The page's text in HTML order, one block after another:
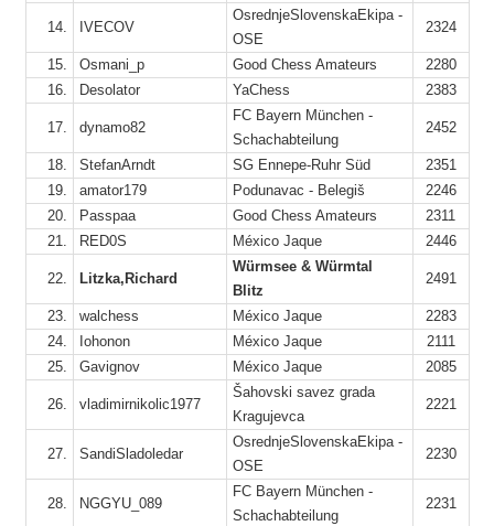
14. IVECOV
OsrednjeSlovenskaEkipa -
OSE
2324
15. Osmani_p Good Chess Amateurs
2280
16.
Desolator YaChess 2383
17. dynamo82
FC Bayern München -
Schachabteilung
2452
18. StefanArndt SG Ennepe-Ruhr Süd
2351
19.
amator179 Podunavac - Belegiš
2246
20.
Passpaa Good Chess Amateurs
2311
21.
RED0S México Jaque 2446
22. Litzka,Richard
Würmsee & Würmtal
Blitz
2491
23. walchess México Jaque
2283
24.
Iohonon México Jaque
2111
25.
Gavignov México Jaque 2085
26. vladimirnikolic1977
Šahovski savez grada
Kragujevca
2221
27. SandiSladoledar
OsrednjeSlovenskaEkipa -
OSE
2230
28. NGGYU_089
FC Bayern München -
Schachabteilung
2231